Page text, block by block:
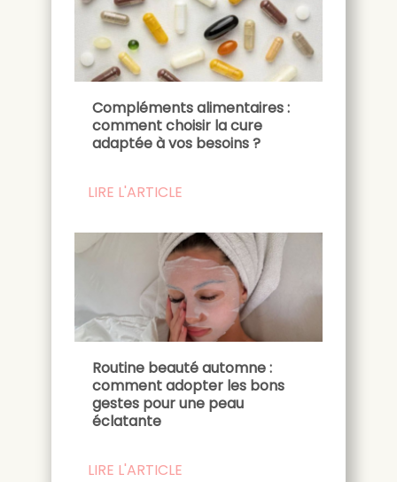
Compléments alimentaires :
comment choisir la cure
adaptée à vos besoins ?
LIRE L'ARTICLE
Routine beauté automne :
comment adopter les bons
gestes pour une peau
éclatante
LIRE L'ARTICLE